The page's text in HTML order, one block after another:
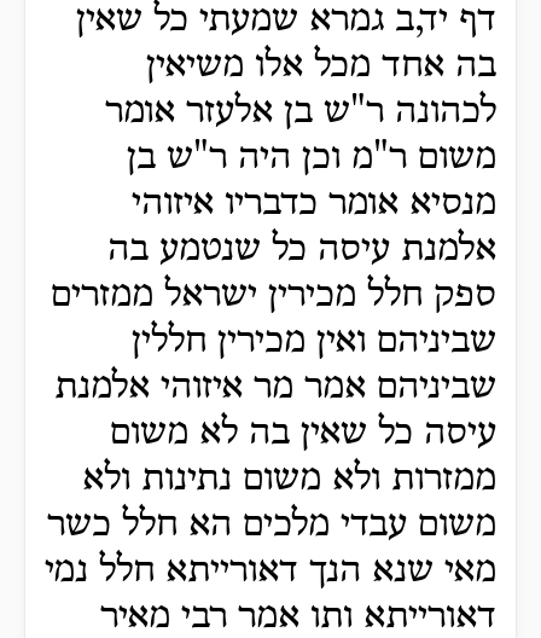
דף יד,ב גמרא שמעתי כל שאין
בה אחד מכל אלו משיאין
לכהונה ר"ש בן אלעזר אומר
משום ר"מ וכן היה ר"ש בן
מנסיא אומר כדבריו איזוהי
אלמנת עיסה כל שנטמע בה
ספק חלל מכירין ישראל ממזרים
שביניהם ואין מכירין חללין
שביניהם אמר מר איזוהי אלמנת
עיסה כל שאין בה לא משום
ממזרות ולא משום נתינות ולא
משום עבדי מלכים הא חלל כשר
מאי שנא הנך דאורייתא חלל נמי
דאורייתא ותו אמר רבי מאיר